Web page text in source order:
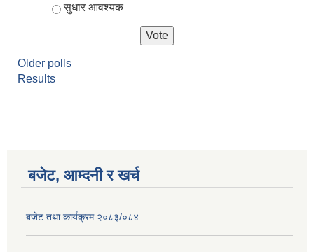
सुधार आवश्यक
Older polls
Results
बजेट, आम्दनी र खर्च
बजेट तथा कार्यक्रम २०८३/०८४